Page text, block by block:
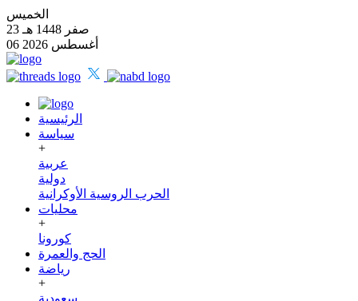
الخميس
23 صفر 1448 هـ
06 أغسطس 2026
الرئيسية
سياسة
+
عربية
دولية
الحرب الروسية الأوكرانية
محليات
+
كورونا
الحج والعمرة
رياضة
+